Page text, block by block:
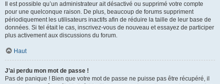
Il est possible qu’un administrateur ait désactivé ou supprimé votre compte
pour une quelconque raison. De plus, beaucoup de forums suppriment
périodiquement les utilisateurs inactifs afin de réduire la taille de leur base de
données. Si tel était le cas, inscrivez-vous de nouveau et essayez de participer
plus activement aux discussions du forum.
Haut
J’ai perdu mon mot de passe !
Pas de panique ! Bien que votre mot de passe ne puisse pas être récupéré, il